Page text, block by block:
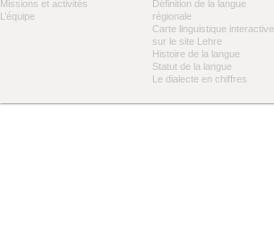
Missions et activités
L’équipe
Définition de la langue
régionale
Carte linguistique interactive
sur le site Lehre
Histoire de la langue
Statut de la langue
Le dialecte en chiffres